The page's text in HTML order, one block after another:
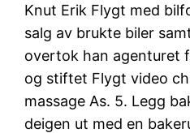
Knut Erik Flygt med
salg av brukte biler
overtok han agenturet
og stiftet Flygt video
massage As. 5. Legg
deigen ut med en